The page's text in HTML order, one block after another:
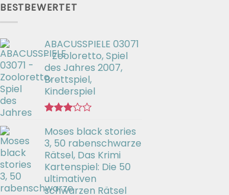
BESTBEWERTET
ABACUSSPIELE 03071
- Zooloretto, Spiel
des Jahres 2007,
Brettspiel,
Kinderspiel
mit
3.02
von 5
Moses black stories
3, 50 rabenschwarze
Rätsel, Das Krimi
Kartenspiel: Die 50
ultimativen
schwarzen Rätsel